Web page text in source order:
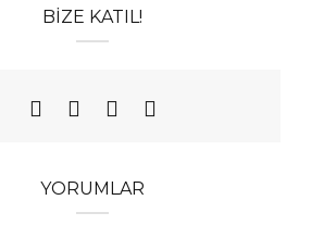
BIZE KATIL!
YORUMLAR